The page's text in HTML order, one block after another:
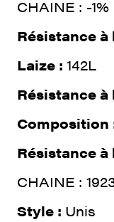
CHAINE : -
Résistance à
Laize : 142L
Résistance à
Composition
Résistance
CHAINE :
Style : Unis